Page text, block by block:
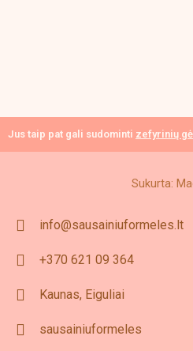
Jus taip pat gali sudominti zefyrinių
Sukurta:
info@sausainiuformeles.lt
+370 621 09 364
Kaunas, Eiguliai
sausainiuformeles